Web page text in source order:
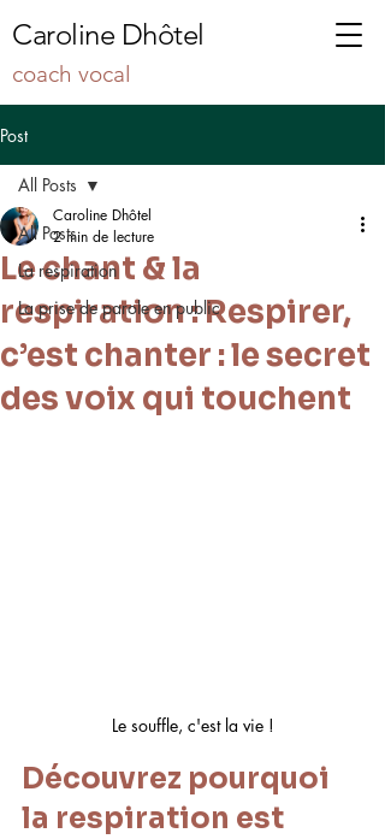
Caroline Dhôtel
coach vocal
Post
All Posts
La respiration
La prise de parole en public
All Posts
Le chant & la
respiration : Respirer,
c’est chanter : le secret
des voix qui touchent
Caroline Dhôtel
2 min de lecture
Le souffle, c'est la vie !
Découvrez pourquoi
la respiration est